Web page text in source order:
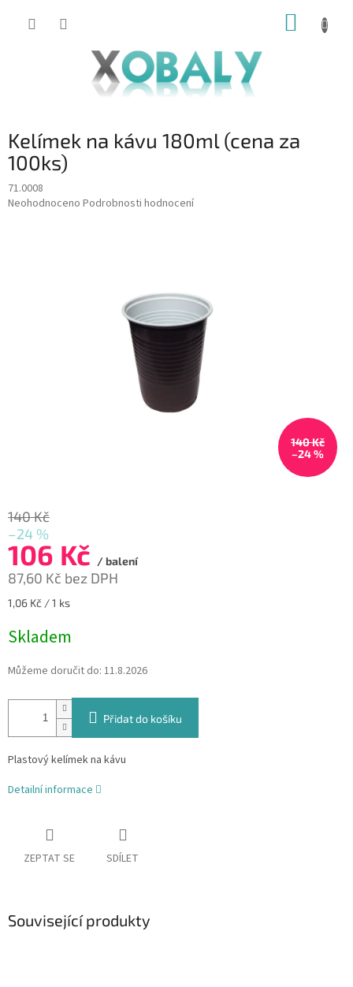
KOŠÍK
Kelímek na kávu 180ml (cena za
100ks)
71.0008
Průměrné
Neohodnoceno Podrobnosti hodnocení
140 Kč
–24 %
140 Kč
–24 %
106 Kč / balení
87,60 Kč bez DPH
Měrná
1,06 Kč / 1 ks
Skladem
Můžeme doručit do: 11.8.2026
Přidat do košíku
Plastový kelímek na kávu
Detailní informace
ZEPTAT SE SDÍLET
Související produkty